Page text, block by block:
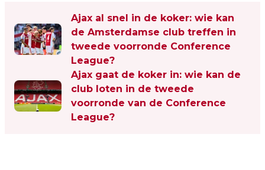
Ajax al snel in de koker: wie kan
de Amsterdamse club treffen in
tweede voorronde Conference
League?
Ajax gaat de koker in: wie kan de
club loten in de tweede
voorronde van de Conference
League?